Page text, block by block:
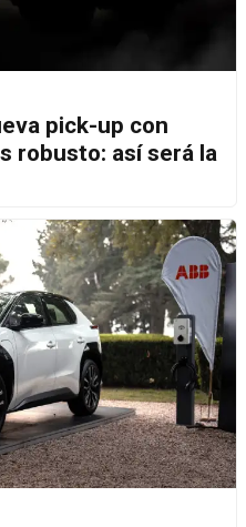
pick-up con
robusto: así será la